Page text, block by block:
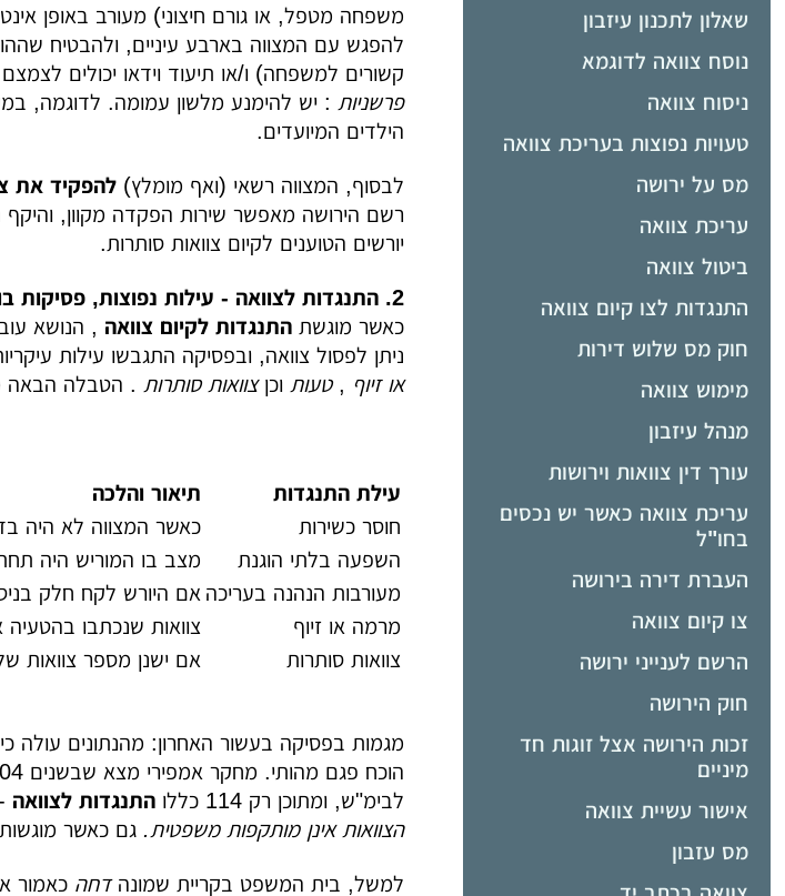
שאלון לתכנון עיזבון
נוסח צוואה לדוגמא
ניסוח צוואה
טעויות נפוצות בעריכת צוואה
מס על ירושה
עריכת צוואה
ביטול צוואה
התנגדות לצו קיום צוואה
חוק מס שלוש דירות
מימוש צוואה
מנהל עיזבון
עורך דין צוואות וירושות
עריכת צוואה כאשר יש נכסים
בחו"ל
העברת דירה בירושה
צו קיום צוואה
הרשם לענייני ירושה
חוק הירושה
זכות הירושה אצל זוגות חד
מיניים
אישור עשיית צוואה
מס עזבון
משפחה מטפל, או גורם חיצוני) מעורב באופן
להפגש עם המצווה בארבע עיניים, ולהבטיח
קשורים למשפחה) ו/או תיעוד וידאו יכולים
פרשניות : יש להימנע מלשון עמומה. לדוגמה,
הילדים המיועדים.
לבסוף, המצווה רשאי (ואף מומלץ) להפקיד את
רשם הירושה מאפשר שירות הפקדה מקוון, והיקף
יורשים הטוענים לקיום צוואות סותרות.
2. התנגדות לצוואה - עילות נפוצות, פסיקות בולטות ומגמות משפטיות
כאשר מוגשת התנגדות לקיום צוואה
ניתן לפסול צוואה, ובפסיקה התגבשו עילות
או זיוף ,טעות וכןצוואות סותרות . הטבלה הבאה
עילת התנגדות
תיאור והלכה
חוסר כשירות
כאשר המצווה לא היה
השפעה בלתי הוגנת
מצב בו המוריש היה
מעורבות הנהנה בעריכה אם היורש לקח חלק
מרמה או זיוף
צוואות שנכתבו בהטעיה
צוואות סותרות
אם ישנן מספר צוואות
מגמות בפסיקה בעשור האחרון: מהנתונים עולה
לבימ"ש, ומתוכן רק 114 כללו
התנגדות לצוואה -
הצוואות אינן מותקפות משפטית. גם כאשר
למשל, בית המשפט בקריית שמונהדחה כאמור